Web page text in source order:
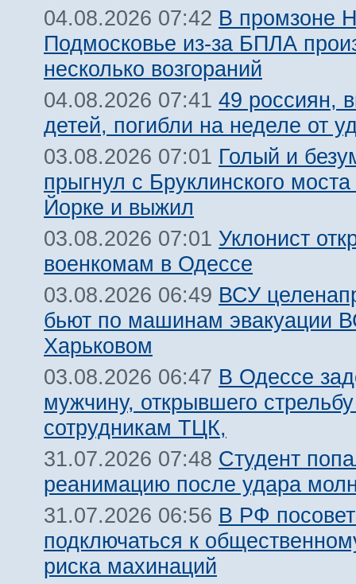
04.08.2026 07:42 В промзоне
Подмосковье из-за БПЛА
несколько возгораний
04.08.2026 07:41 49 россиян,
детей, погибли на неделе от
03.08.2026 07:01 Голый и
прыгнул с Бруклинского
Йорке и выжил
03.08.2026 07:01 Уклонист
военкомам в Одессе
03.08.2026 06:49 ВСУ
бьют по машинам эвакуации
Харьковом
03.08.2026 06:47 В Одессе
мужчину, открывшего
сотрудникам ТЦК,
31.07.2026 07:48 Студент
реанимацию после удара
31.07.2026 06:56 В РФ
подключаться к
риска махинаций